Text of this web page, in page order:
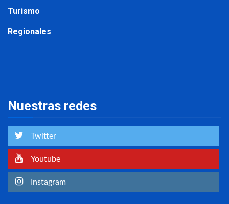
Turismo
Regionales
Nuestras redes
Twitter
Youtube
Instagram